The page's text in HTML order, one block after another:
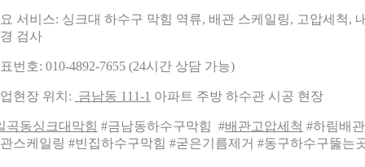
서비스: 싱크대 하수구 막힘 역류, 배관 스케일링, 고압세척,
검사
번호: 010-4892-7655 (24시간 상담 가능)
현장 위치: 금남동 111-1 아파트 주방 하수관 시공 현장
곡동싱크대막힘 #금남동하수구막힘 #배관고압세척 #하림배
스케일링 #빈집하수구막힘 #굳은기름제거 #동구하수구뚫는